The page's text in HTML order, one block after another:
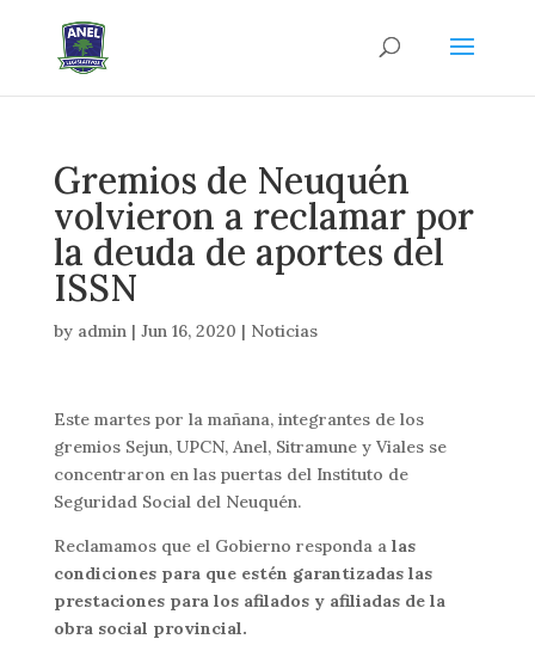
Gremios de Neuquén
volvieron a reclamar por
la deuda de aportes del
ISSN
by admin| Jun 16, 2020 | Noticias
Este martes por la mañana, integrantes de los
gremios Sejun, UPCN, Anel, Sitramune y Viales se
concentraron en las puertas del Instituto de
Seguridad Social del Neuquén.
Reclamamos que el Gobierno responda alas
condiciones para que estén garantizadas las
prestaciones para los afilados y afiliadas de la
obra social provincial.